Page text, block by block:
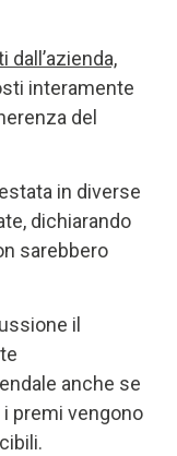
dall’azienda,
interamente
del
in diverse
dichiarando
sarebbero
il
anche se
premi vengono